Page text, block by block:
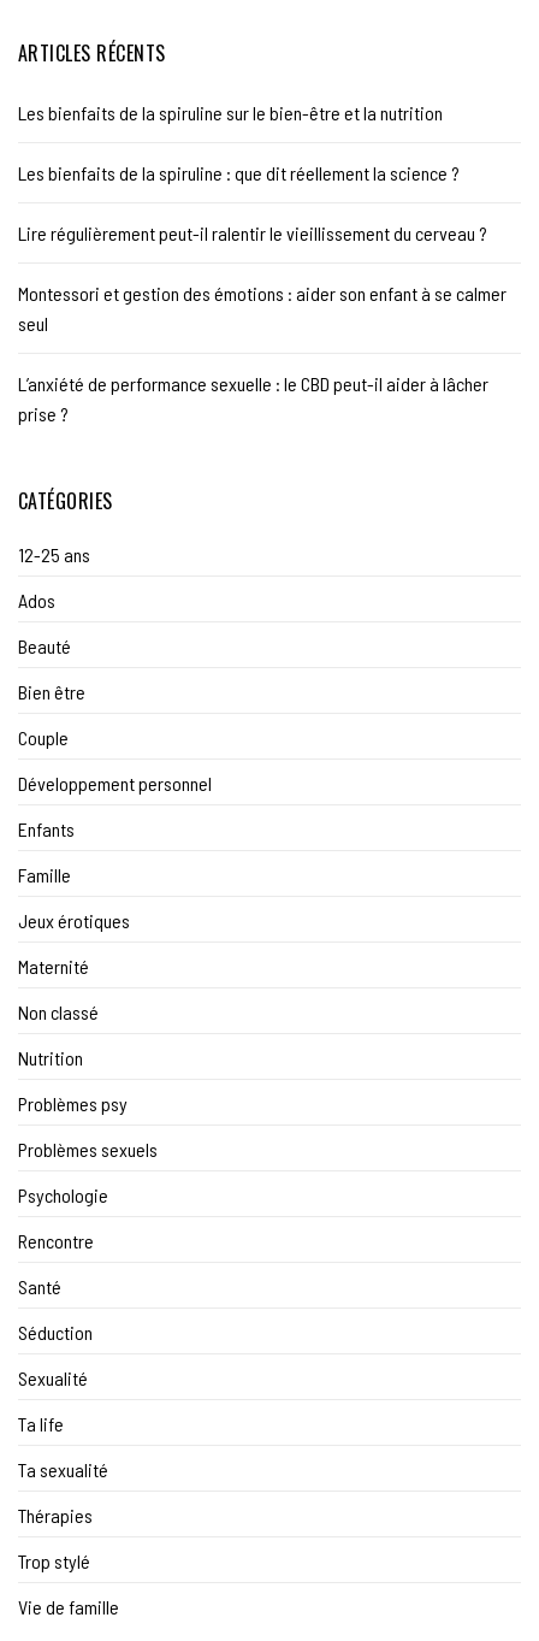
ARTICLES RÉCENTS
Les bienfaits de la spiruline sur le bien-être et la nutrition
Les bienfaits de la spiruline : que dit réellement la science ?
Lire régulièrement peut-il ralentir le vieillissement du cerveau ?
Montessori et gestion des émotions : aider son enfant à se calmer
seul
L’anxiété de performance sexuelle : le CBD peut-il aider à lâcher
prise ?
CATÉGORIES
12-25 ans
Ados
Beauté
Bien être
Couple
Développement personnel
Enfants
Famille
Jeux érotiques
Maternité
Non classé
Nutrition
Problèmes psy
Problèmes sexuels
Psychologie
Rencontre
Santé
Séduction
Sexualité
Ta life
Ta sexualité
Thérapies
Trop stylé
Vie de famille